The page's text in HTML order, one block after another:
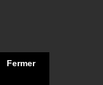
Fermer